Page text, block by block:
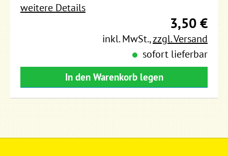
weitere Details
3,50 €
inkl. MwSt.,zzgl. Versand
sofort lieferbar
In den Warenkorb legen